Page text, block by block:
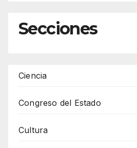
Secciones
Ciencia
Congreso del Estado
Cultura